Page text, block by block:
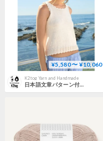
¥5,580 〜 ¥10,060
K2tog Yarn and Handmade
日本語文章パターン付キット Roselyn Top